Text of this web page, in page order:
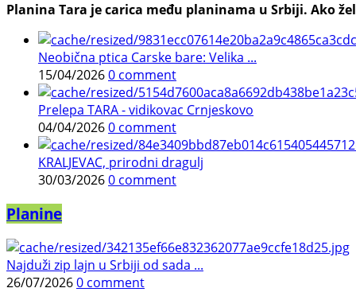
Planina Tara je carica među planinama u Srbiji. Ako
Neobična ptica Carske bare: Velika ...
15/04/20260 comment
Prelepa TARA - vidikovac Crnjeskovo
04/04/20260 comment
KRALJEVAC, prirodni dragulj
30/03/20260 comment
Planine
Najduži zip lajn u Srbiji od sada ...
26/07/20260 comment